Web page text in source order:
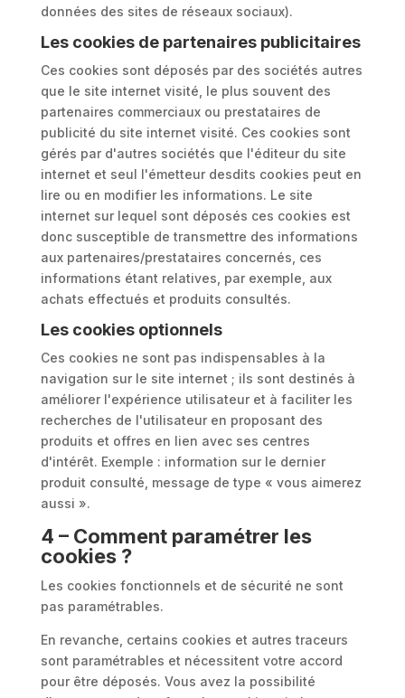
données des sites de réseaux sociaux).
Les cookies de partenaires publicitaires
Ces cookies sont déposés par des sociétés autres
que le site internet visité, le plus souvent des
partenaires commerciaux ou prestataires de
publicité du site internet visité. Ces cookies sont
gérés par d'autres sociétés que l'éditeur du site
internet et seul l'émetteur desdits cookies peut en
lire ou en modifier les informations. Le site
internet sur lequel sont déposés ces cookies est
donc susceptible de transmettre des informations
aux partenaires/prestataires concernés, ces
informations étant relatives, par exemple, aux
achats effectués et produits consultés.
Les cookies optionnels
Ces cookies ne sont pas indispensables à la
navigation sur le site internet ; ils sont destinés à
améliorer l'expérience utilisateur et à faciliter les
recherches de l'utilisateur en proposant des
produits et offres en lien avec ses centres
d'intérêt. Exemple : information sur le dernier
produit consulté, message de type « vous aimerez
aussi ».
4 – Comment paramétrer les
cookies ?
Les cookies fonctionnels et de sécurité ne sont
pas paramétrables.
En revanche, certains cookies et autres traceurs
sont paramétrables et nécessitent votre accord
pour être déposés. Vous avez la possibilité